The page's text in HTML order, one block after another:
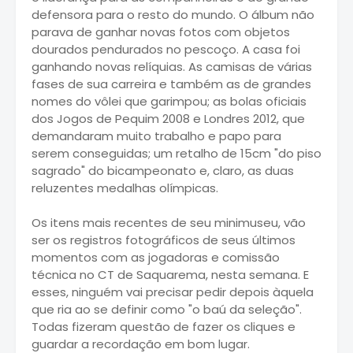
defensora para o resto do mundo. O álbum não
parava de ganhar novas fotos com objetos
dourados pendurados no pescoço. A casa foi
ganhando novas relíquias. As camisas de várias
fases de sua carreira e também as de grandes
nomes do vôlei que garimpou; as bolas oficiais
dos Jogos de Pequim 2008 e Londres 2012, que
demandaram muito trabalho e papo para
serem conseguidas; um retalho de 15cm "do piso
sagrado" do bicampeonato e, claro, as duas
reluzentes medalhas olímpicas.
Os itens mais recentes de seu minimuseu, vão
ser os registros fotográficos de seus últimos
momentos com as jogadoras e comissão
técnica no CT de Saquarema, nesta semana. E
esses, ninguém vai precisar pedir depois àquela
que ria ao se definir como "o baú da seleção".
Todas fizeram questão de fazer os cliques e
guardar a recordação em bom lugar.